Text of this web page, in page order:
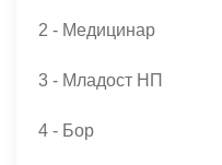
2 - Медицинар
3 - Младост НП
4 - Бор